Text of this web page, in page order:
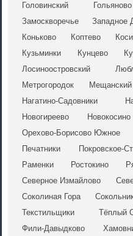
Головинский
Гольяново
Замоскворечье
Западное
Коньково
Коптево
Кузьминки
Кунцево
Лосиноостровский
Метрогородок
Мещанский
Нагатино-Садовники
Новогиреево
Новокосино
Орехово-Борисово Южное
Печатники
Покровское-
Раменки
Ростокино
Северное Измайлово
Соколиная Гора
Текстильщики
Тёплый
Фили-Давыдково